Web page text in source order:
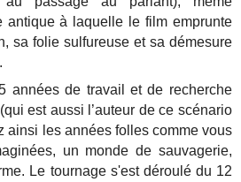
antique à laquelle le film emprunte
sa folie sulfureuse et sa démesure
années de travail et de recherche
est aussi l’auteur de ce scénario
ainsi les années folles comme vous
un monde de sauvagerie,
Le tournage s'est déroulé du 12